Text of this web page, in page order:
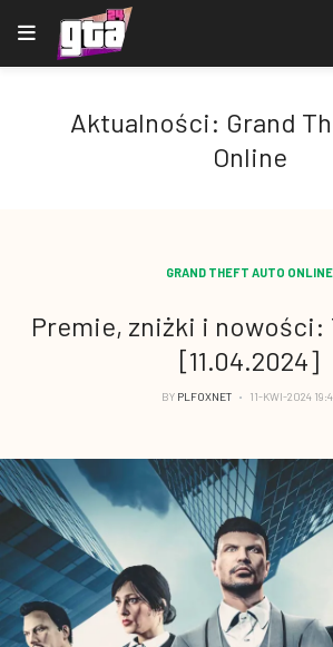
Aktualności: Grand
Online
GRAND THEFT AUTO ONLINE
Premie, zniżki i nowości:
[11.04.2024]
BY PLFOXNET 11-KWI-2024